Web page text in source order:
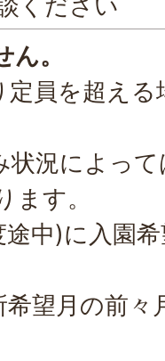
。
員を超える
況によっ
す。
中)に入園
望月の前々